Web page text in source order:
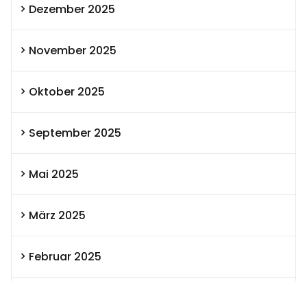
Dezember 2025
November 2025
Oktober 2025
September 2025
Mai 2025
März 2025
Februar 2025